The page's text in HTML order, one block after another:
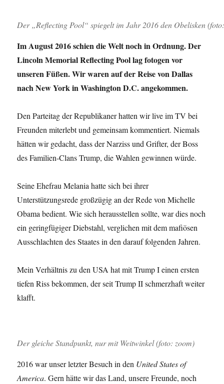
Der „Reflecting Pool“ spiegelt im Jahr 2016 den Obelisken
Im August 2016 schien die Welt noch in Ordnung. Der
Lincoln Memorial Reflecting Pool lag fotogen vor
unseren Füßen. Wir waren auf der Reise von Dallas
nach New York in Washington D.C. angekommen.
Den Parteitag der Republikaner hatten wir live im TV bei
Freunden miterlebt und gemeinsam kommentiert. Niemals
hätten wir gedacht, dass der Narziss und Grifter, der Boss
des Familien-Clans Trump, die Wahlen gewinnen würde.
Seine Ehefrau Melania hatte sich bei ihrer
Unterstützungsrede großzügig an der Rede von Michelle
Obama bedient. Wie sich herausstellen sollte, war dies noch
ein geringfügiger Diebstahl, verglichen mit dem mafiösen
Ausschlachten des Staates in den darauf folgenden Jahren.
Mein Verhältnis zu den USA hat mit Trump I einen ersten
tiefen Riss bekommen, der seit Trump II schmerzhaft weiter
klafft.
Der gleiche Standpunkt, nur mit Weitwinkel (foto: zoom)
2016 war unser letzter Besuch in den United States of
America. Gern hätte wir das Land, unsere Freunde, noch